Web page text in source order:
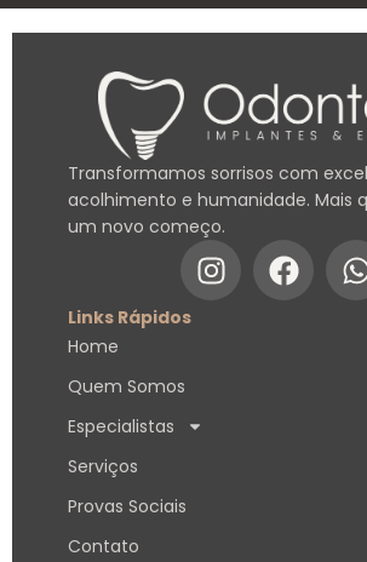
Transformamos sorrisos com
acolhimento e humanidade. Mais
um novo começo.
Links Rápidos
Home
Quem Somos
Especialistas
Serviços
Provas Sociais
Contato